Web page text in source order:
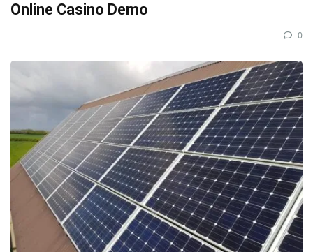
Online Casino Demo
0